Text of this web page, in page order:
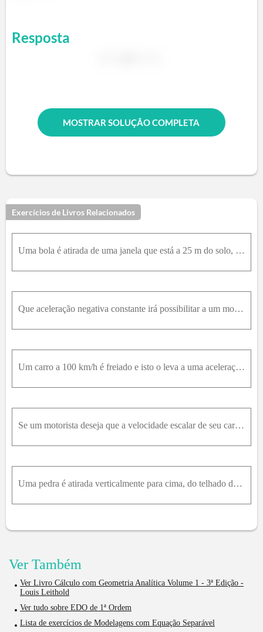
Resposta
MOSTRAR SOLUÇÃO COMPLETA
Exercícios de Livros Relacionados
Uma bola é atirada de uma janela que está a 25 m do solo, com uma velocidade inicial de - 20 m/s. (a) Quando a bola atinge o solo? (b) Com que velocidade escalar ela irá atingir o solo?
Que aceleração negativa constante irá possibilitar a um motorista diminuir a velocidade escalar de seu carro de 120 km/h para 60 km/h, enquanto percorre uma distância de 100 m?
Um carro a 100 km/h é freiado e isto o leva a uma aceleração negativa constante de 8 m/s².(a) Depois de quanto tempo o carro irá parar? (b) Qual a distância percorrida até a parada?
Se um motorista deseja que a velocidade escalar de seu carro aumente de 40 km/h para 100 km/h, enquanto percorre uma distância de 200 m, que aceleração constante ele deve manter?
Uma pedra é atirada verticalmente para cima, do telhado de uma casa com 20 m de altura, com uma velocidade inicial de 15 m/s. (a) Depois de quanto tempo ela atingirá a altura máxima c (b) qual será es
Ver Também
Ver Livro Cálculo com Geometria Analítica Volume 1 - 3ª Edição -
Louis Leithold
Ver tudo sobre EDO de 1ª Ordem
Lista de exercícios de Modelagens com Equação Separável